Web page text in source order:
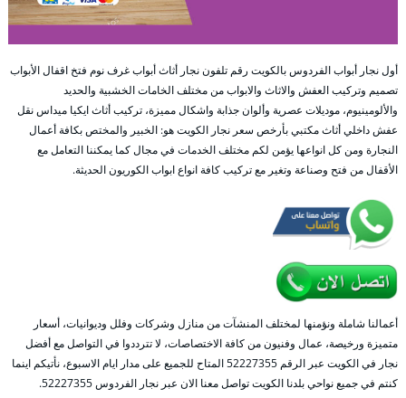
أول نجار أبواب الفردوس بالكويت رقم تلفون نجار أثاث أبواب غرف نوم فتخ اقفال الأبواب
تصميم وتركيب العفش والاثاث والابواب من مختلف الخامات الخشبية والحديد
والألومينيوم، موديلات عصرية وألوان جذابة واشكال مميزة، تركيب أثاث ايكيا ميداس نقل
عفش داخلي أثاث مكتبي بأرخص سعر نجار الكويت هو: الخبير والمختص بكافة أعمال
النجارة ومن كل انواعها يؤمن لكم مختلف الخدمات في مجال كما يمكننا التعامل مع
الأقفال من فتح وصناعة وتغير مع تركيب كافة انواع ابواب الكوريون الحديثة.
أعمالنا شاملة ونؤمنها لمختلف المنشآت من منازل وشركات وفلل وديوانيات، أسعار
متميزة ورخيصة، عمال وفنيون من كافة الاختصاصات، لا تترددوا في التواصل مع أفضل
نجار في الكويت عبر الرقم 52227355 المتاح للجميع على مدار ايام الاسبوع، نأتيكم اينما
كنتم في جميع نواحي بلدنا الكويت تواصل معنا الان عبر نجار الفردوس 52227355.